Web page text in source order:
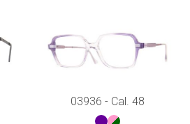
03936 - Cal. 48